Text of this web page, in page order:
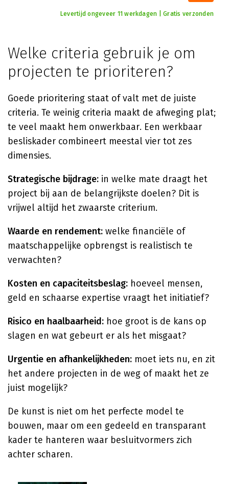
Levertijd ongeveer 11 werkdagen | Gratis verzonden
Welke criteria gebruik je om
projecten te prioriteren?
Goede prioritering staat of valt met de juiste
criteria. Te weinig criteria maakt de afweging plat;
te veel maakt hem onwerkbaar. Een werkbaar
besliskader combineert meestal vier tot zes
dimensies.
Strategische bijdrage: in welke mate draagt het
project bij aan de belangrijkste doelen? Dit is
vrijwel altijd het zwaarste criterium.
Waarde en rendement: welke financiële of
maatschappelijke opbrengst is realistisch te
verwachten?
Kosten en capaciteitsbeslag: hoeveel mensen,
geld en schaarse expertise vraagt het initiatief?
Risico en haalbaarheid: hoe groot is de kans op
slagen en wat gebeurt er als het misgaat?
Urgentie en afhankelijkheden: moet iets nu, en zit
het andere projecten in de weg of maakt het ze
juist mogelijk?
De kunst is niet om het perfecte model te
bouwen, maar om een gedeeld en transparant
kader te hanteren waar besluitvormers zich
achter scharen.